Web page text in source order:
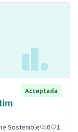
Acceptada
Sostenible 0 1